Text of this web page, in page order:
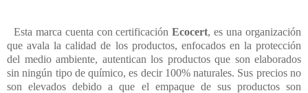
Esta marca cuenta con certificaciónEcocert, es una organización
que avala la calidad de los productos, enfocados en la protección
del medio ambiente, autentican los productos que son elaborados
sin ningún tipo de químico, es decir 100% naturales. Sus precios no
son elevados debido a que el empaque de sus productos son